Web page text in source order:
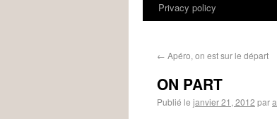
Privacy policy
← Apéro, on est sur le départ
ON PART
Publié le janvier 21, 2012 par